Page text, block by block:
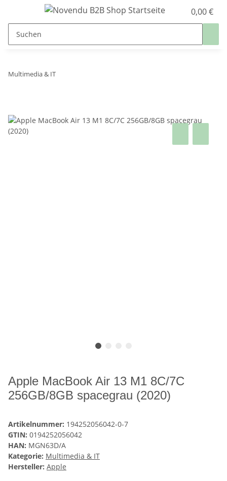
0,00 €
Multimedia & IT
Apple MacBook Air 13 M1 8C/7C
256GB/8GB spacegrau (2020)
Artikelnummer: 194252056042-0-7
GTIN: 0194252056042
HAN: MGN63D/A
Kategorie: Multimedia & IT
Hersteller: Apple